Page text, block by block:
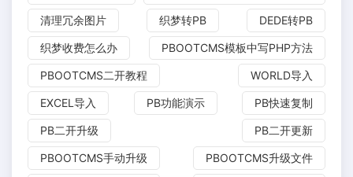
清理冗余图片 织梦转PB DEDE转PB
织梦收费怎么办 PBOOTCMS模板中写PHP方法
PBOOTCMS二开教程 WORLD导入
EXCEL导入 PB功能演示 PB快速复制
PB二开升级 PB二开更新
PBOOTCMS手动升级 PBOOTCMS升级文件